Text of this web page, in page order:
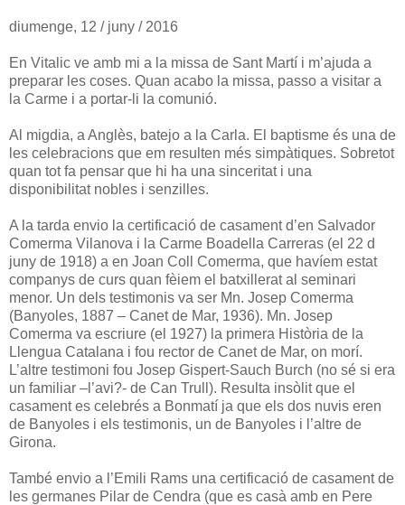
diumenge, 12 / juny / 2016
En Vitalic ve amb mi a la missa de Sant Martí i m’ajuda a
preparar les coses. Quan acabo la missa, passo a visitar a
la Carme i a portar-li la comunió.
Al migdia, a Anglès, batejo a la Carla. El baptisme és una de
les celebracions que em resulten més simpàtiques. Sobretot
quan tot fa pensar que hi ha una sinceritat i una
disponibilitat nobles i senzilles.
A la tarda envio la certificació de casament d’en Salvador
Comerma Vilanova i la Carme Boadella Carreras (el 22 d
juny de 1918) a en Joan Coll Comerma, que havíem estat
companys de curs quan fèiem el batxillerat al seminari
menor. Un dels testimonis va ser Mn. Josep Comerma
(Banyoles, 1887 – Canet de Mar, 1936). Mn. Josep
Comerma va escriure (el 1927) la primera Història de la
Llengua Catalana i fou rector de Canet de Mar, on morí.
L’altre testimoni fou Josep Gispert-Sauch Burch (no sé si era
un familiar –l’avi?- de Can Trull). Resulta insòlit que el
casament es celebrés a Bonmatí ja que els dos nuvis eren
de Banyoles i els testimonis, un de Banyoles i l’altre de
Girona.
També envio a l’Emili Rams una certificació de casament de
les germanes Pilar de Cendra (que es casà amb en Pere